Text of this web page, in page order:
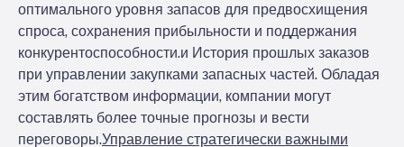
оптимального уровня запасов для предвосхищения
спроса, сохранения прибыльности и поддержания
конкурентоспособности.и История прошлых заказов
при управлении закупками запасных частей. Обладая
этим богатством информации, компании могут
составлять более точные прогнозы и вести
переговоры.Управление стратегически важными